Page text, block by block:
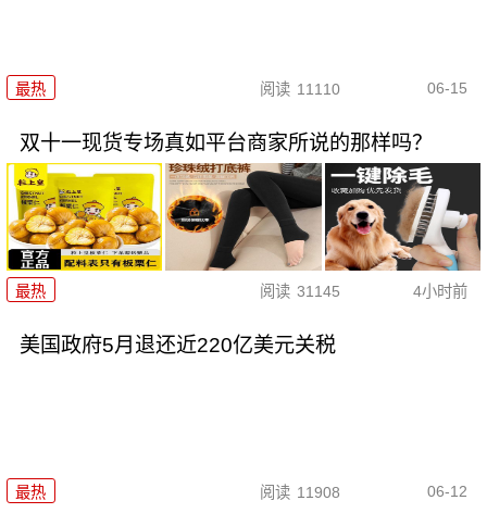
最热 阅读 11110 06-15
双十一现货专场真如平台商家所说的那样吗？
最热 阅读 31145 4小时前
美国政府5月退还近220亿美元关税
最热 阅读 11908 06-12